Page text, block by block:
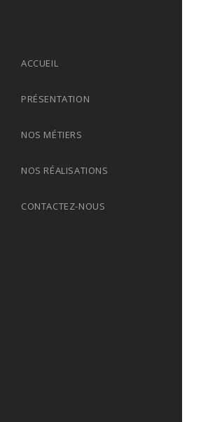
ACCUEIL
PRÉSENTATION
NOS MÉTIERS
NOS RÉALISATIONS
CONTACTEZ-NOUS